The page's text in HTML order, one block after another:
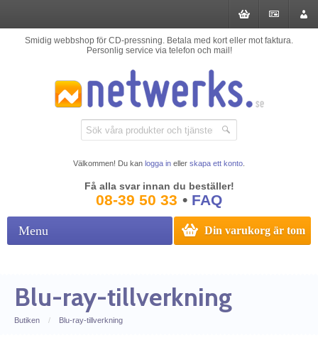
Smidig webbshop för CD-pressning. Betala med kort eller mot faktura.
Personlig service via telefon och mail!
Välkommen! Du kan logga in eller skapa ett konto
Få alla svar innan du beställer!
08-39 50 33 • FAQ
Din varukorg är tom
Menu
Blu-ray-tillverkning
Butiken / Blu-ray-tillverkning